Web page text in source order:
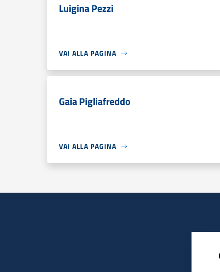
Luigina Pezzi
VAI ALLA PAGINA
Gaia Pigliafreddo
VAI ALLA PAGINA